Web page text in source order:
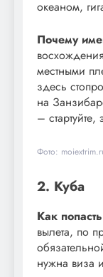
океаном,
Почему
местными
здесь
на
– стартуйте,
Фото:
2. Куба
Как
вылета, по
нужна виза